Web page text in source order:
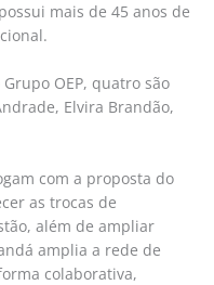
mais de 45 anos de
OEP, quatro são
Elvira Brandão,
com a proposta do
as trocas de
além de ampliar
amplia a rede de
colaborativa,